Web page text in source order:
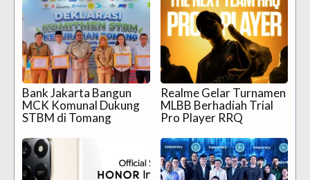
Bank Jakarta Bangun
MCK Komunal Dukung
STBM di Tomang
Realme Gelar Turnamen
MLBB Berhadiah Trial
Pro Player RRQ